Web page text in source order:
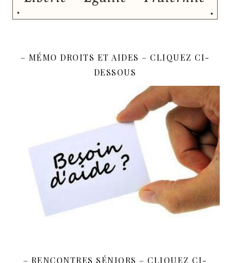
– MÉMO DROITS ET AIDES – CLIQUEZ CI-
DESSOUS
– RENCONTRES SÉNIORS – CLIQUEZ CI-